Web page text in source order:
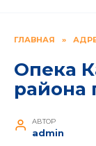
ГЛАВНАЯ »
Опека
района
АВТОР
admin